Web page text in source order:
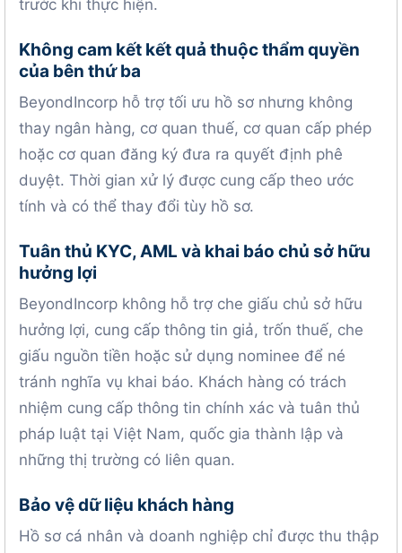
trước khi thực hiện.
Không cam kết kết quả thuộc thẩm quyền
của bên thứ ba
BeyondIncorp hỗ trợ tối ưu hồ sơ nhưng không
thay ngân hàng, cơ quan thuế, cơ quan cấp phép
hoặc cơ quan đăng ký đưa ra quyết định phê
duyệt. Thời gian xử lý được cung cấp theo ước
tính và có thể thay đổi tùy hồ sơ.
Tuân thủ KYC, AML và khai báo chủ sở hữu
hưởng lợi
BeyondIncorp không hỗ trợ che giấu chủ sở hữu
hưởng lợi, cung cấp thông tin giả, trốn thuế, che
giấu nguồn tiền hoặc sử dụng nominee để né
tránh nghĩa vụ khai báo. Khách hàng có trách
nhiệm cung cấp thông tin chính xác và tuân thủ
pháp luật tại Việt Nam, quốc gia thành lập và
những thị trường có liên quan.
Bảo vệ dữ liệu khách hàng
Hồ sơ cá nhân và doanh nghiệp chỉ được thu thập